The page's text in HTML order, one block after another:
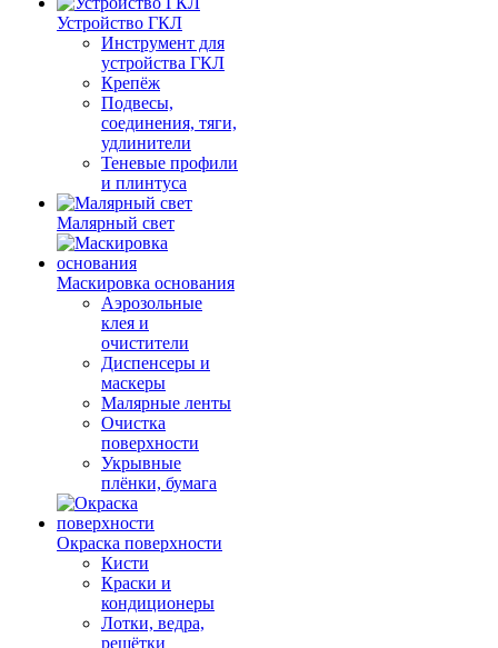
Устройство ГКЛ
Инструмент для
устройства ГКЛ
Крепёж
Подвесы,
соединения, тяги,
удлинители
Теневые профили
и плинтуса
Малярный свет
Маскировка основания
Аэрозольные
клея и
очистители
Диспенсеры и
маскеры
Малярные ленты
Очистка
поверхности
Укрывные
плёнки, бумага
Окраска поверхности
Кисти
Краски и
кондиционеры
Лотки, ведра,
решётки